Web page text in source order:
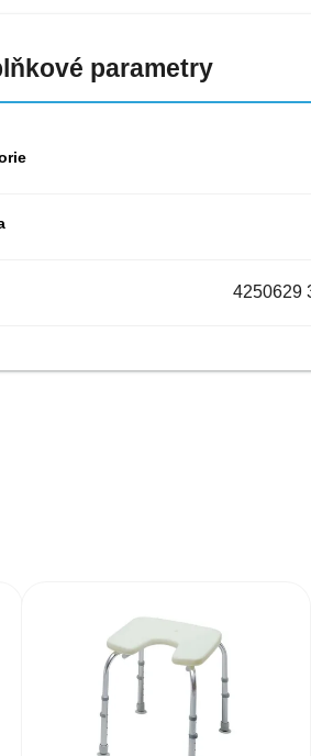
parametry
4250629